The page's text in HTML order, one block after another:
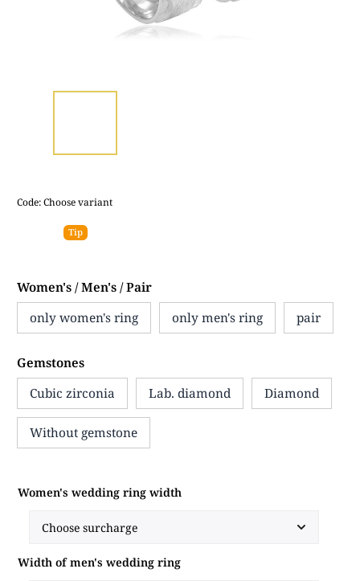
Code:Choose variant
Tip
Women's / Men's / Pair
only women's ring
only men's ring pair
Gemstones
Cubic zirconia
Lab. diamond Diamond
Without gemstone
Women's wedding ring width
Width of men's wedding ring